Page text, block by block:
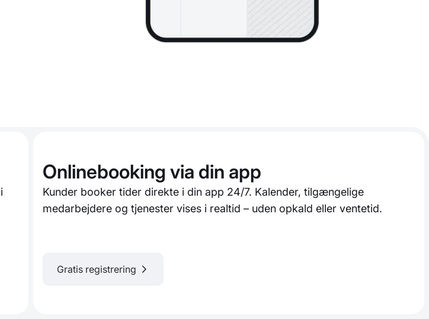
Onlinebooking via din app
Kunder booker tider direkte i din app 24/7. Kalender, tilgængelige
medarbejdere og tjenester vises i realtid – uden opkald eller ventetid.
Gratis registrering